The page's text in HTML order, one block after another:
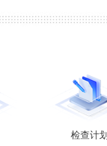
检查计划